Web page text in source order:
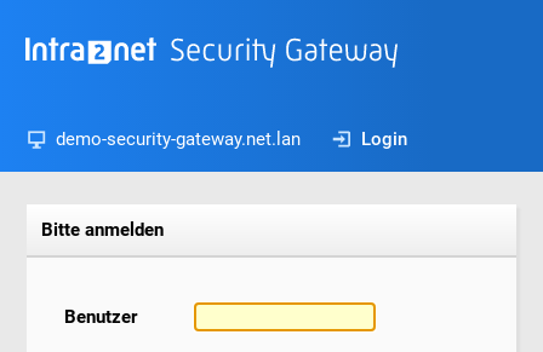
demo-security-gateway.net.lan Login
Bitte anmelden
Benutzer